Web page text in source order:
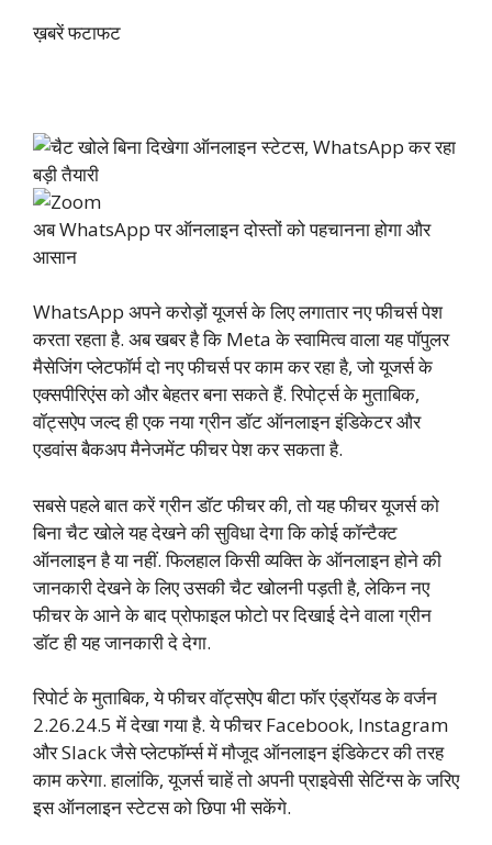
ख़बरें फटाफट
अब WhatsApp पर ऑनलाइन दोस्तों को पहचानना होगा और
आसान
WhatsApp अपने करोड़ों यूजर्स के लिए लगातार नए फीचर्स पेश
करता रहता है. अब खबर है कि Meta के स्वामित्व वाला यह पॉपुलर
मैसेजिंग प्लेटफॉर्म दो नए फीचर्स पर काम कर रहा है, जो यूजर्स के
एक्सपीरिएंस को और बेहतर बना सकते हैं. रिपोर्ट्स के मुताबिक,
वॉट्सऐप जल्द ही एक नया ग्रीन डॉट ऑनलाइन इंडिकेटर और
एडवांस बैकअप मैनेजमेंट फीचर पेश कर सकता है.
सबसे पहले बात करें ग्रीन डॉट फीचर की, तो यह फीचर यूजर्स को
बिना चैट खोले यह देखने की सुविधा देगा कि कोई कॉन्टैक्ट
ऑनलाइन है या नहीं. फिलहाल किसी व्यक्ति के ऑनलाइन होने की
जानकारी देखने के लिए उसकी चैट खोलनी पड़ती है, लेकिन नए
फीचर के आने के बाद प्रोफाइल फोटो पर दिखाई देने वाला ग्रीन
डॉट ही यह जानकारी दे देगा.
रिपोर्ट के मुताबिक, ये फीचर वॉट्सऐप बीटा फॉर एंड्रॉयड के वर्जन
2.26.24.5 में देखा गया है. ये फीचर Facebook, Instagram
और Slack जैसे प्लेटफॉर्म्स में मौजूद ऑनलाइन इंडिकेटर की तरह
काम करेगा. हालांकि, यूजर्स चाहें तो अपनी प्राइवेसी सेटिंग्स के जरिए
इस ऑनलाइन स्टेटस को छिपा भी सकेंगे.